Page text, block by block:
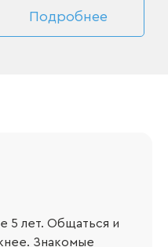
Подробнее
5 лет. Общаться и
Знакомые